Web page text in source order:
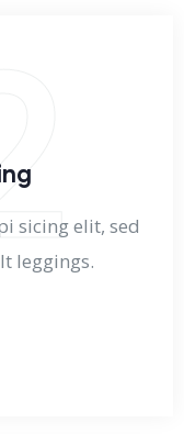
sicing elit, sed
leggings.